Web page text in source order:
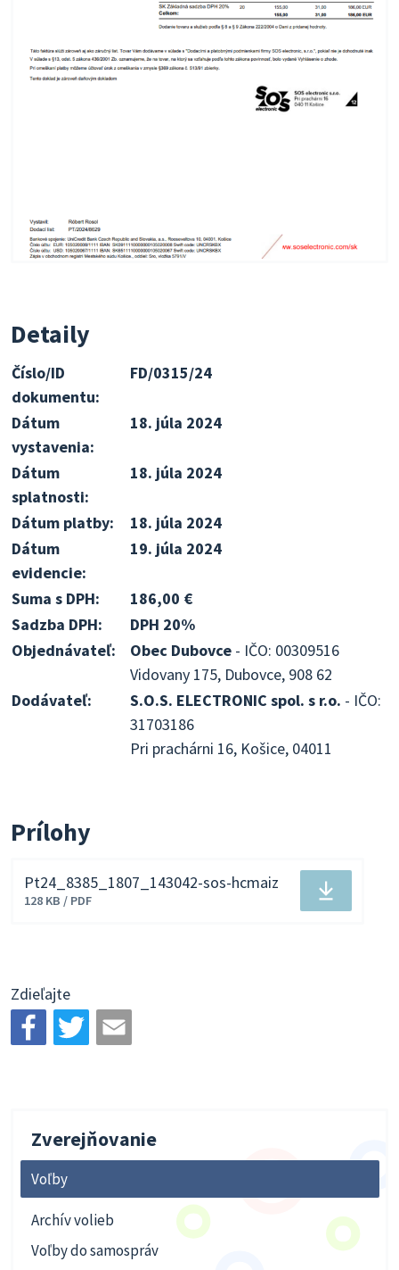
Detaily
Číslo/ID
dokumentu:
FD/0315/24
Dátum
vystavenia:
18. júla 2024
Dátum
splatnosti:
18. júla 2024
Dátum platby:
18. júla 2024
Dátum
evidencie:
19. júla 2024
Suma s DPH:
186,00 €
Sadzba DPH:
DPH 20%
Objednávateľ:
Obec Dubovce - IČO: 00309516
Vidovany 175, Dubovce, 908 62
Dodávateľ:
S.O.S. ELECTRONIC spol. s r.o. - IČO:
31703186
Pri prachárni 16, Košice, 04011
Prílohy
Stiahnuť
Pt24_8385_1807_143042-sos-hcmaiz
128 KB / PDF
Zdieľajte
Zverejňovanie
Voľby
Archív volieb
Voľby do samospráv